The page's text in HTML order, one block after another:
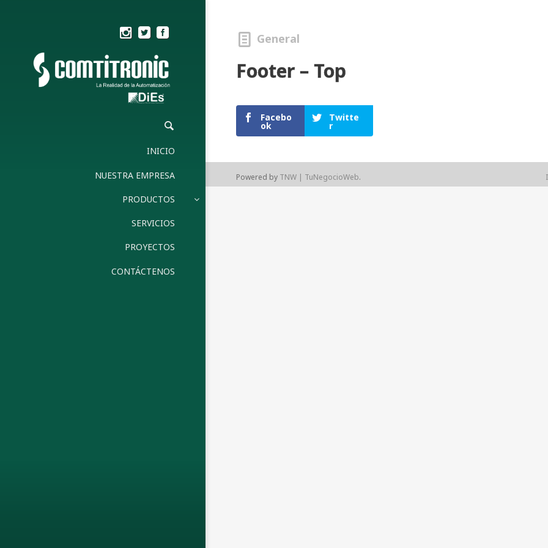
INICIO
NUESTRA EMPRESA
PRODUCTOS
SERVICIOS
PROYECTOS
CONTÁCTENOS
General
Footer – Top
Facebo
ok
Twitte
r
Powered by TNW | TuNegocioWeb.